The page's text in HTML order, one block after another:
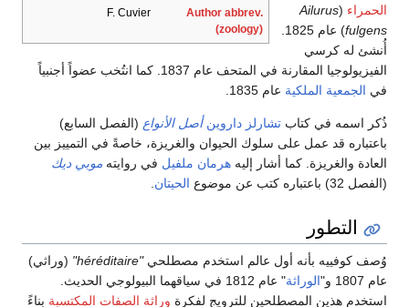
Author abbrev.
(zoology)
F. Cuvier
الحمراء (
Ailurus
fulgens
) عام 1825.
أُنشئ له كرسي
الفيزيولوجيا المقارنة في المتحف عام 1837. كما انتُخب عضواً أجنبياً
في الجمعية الملكية عام 1835.
ذُكر اسمه في كتاب تشارلز داروين أصل الأنواع (الفصل السابع)
باعتباره قد عمل على سلوك الحيوان والغريزة، خاصةً في التمييز بين
العادة والغريزة. كما أشار إليه هرمان ملفيل في روايته موبي ديك
(الفصل 32) باعتباره كتب عن موضوع
الحيتان.
التطور
وُصف كوفييه بأنه أول عالم استخدم مصطلحي "héréditaire"
(وراثي)
عام 1807 و"
الوراثة
" عام 1812 في سياقهما البيولوجي الحديث.
استخدم هذين المصطلحين للترويج لفكرة وراثة الصفات المكتسبة بناءً